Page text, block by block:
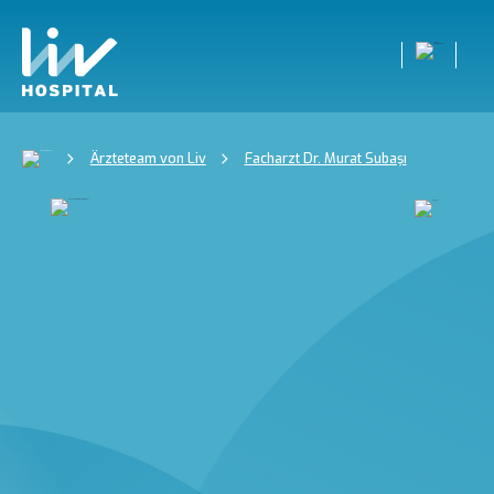
Ärzteteam von Liv Facharzt Dr. Murat Subaşı